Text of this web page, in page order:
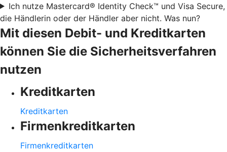
Ich nutze Mastercard® Identity Check™ und Visa Secure,
die Händlerin oder der Händler aber nicht. Was nun?
Mit diesen Debit- und Kreditkarten
können Sie die Sicherheitsverfahren
nutzen
Kreditkarten
Kreditkarten
Firmenkreditkarten
Firmenkreditkarten